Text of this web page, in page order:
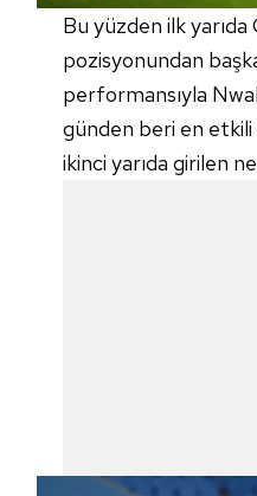
Çerezlere ilişkin
butonuna
6698 sayılı
mevzuata
Bu yüzden ilk
pozisyonundan
performansıyla
günden beri en etkili
ikinci yarıda girilen